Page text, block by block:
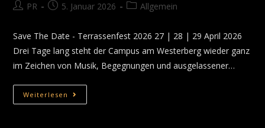
PR 5. Januar 2026 Allgemein
Save The Date - Terrassenfest 2026 27 | 28 | 29 April 2026
Drei Tage lang steht der Campus am Westerberg wieder ganz
im Zeichen von Musik, Begegnungen und ausgelassener…
Weiterlesen